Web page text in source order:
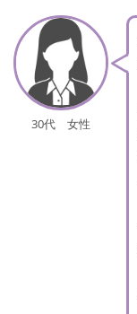
30代 女性